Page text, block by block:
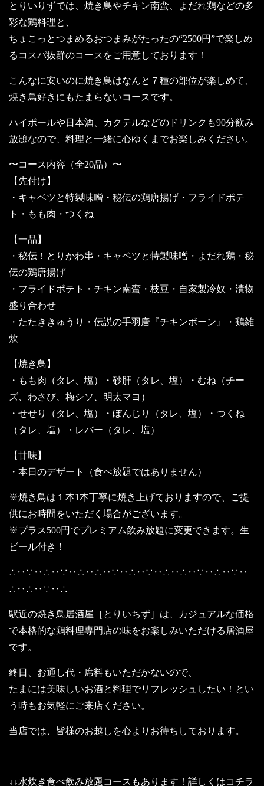
とりいりずでは、焼き鳥やチキン南蛮、よだれ鶏などの多
彩な鶏料理と、
ちょこっとつまめるおつまみがたったの“2500円”で楽しめ
るコスパ抜群のコースをご用意しております！
こんなに安いのに焼き鳥はなんと７種の部位が楽しめて、
焼き鳥好きにもたまらないコースです。
ハイボールや日本酒、カクテルなどのドリンクも90分飲み
放題なので、料理と一緒に心ゆくまでお楽しみください。
〜コース内容（全20品）〜
【先付け】
・キャベツと特製味噌・秘伝の鶏唐揚げ・フライドポテ
ト・もも肉・つくね
【一品】
・秘伝！とりかわ串・キャベツと特製味噌・よだれ鶏・秘
伝の鶏唐揚げ
・フライドポテト・チキン南蛮・枝豆・自家製冷奴・漬物
盛り合わせ
・たたききゅうり・伝説の手羽唐『チキンボーン』・鶏雑
炊
【焼き鳥】
・もも肉（タレ、塩）・砂肝（タレ、塩）・むね（チー
ズ、わさび、梅シソ、明太マヨ）
・せせり（タレ、塩）・ぼんじり（タレ、塩）・つくね
（タレ、塩）・レバー（タレ、塩）
【甘味】
・本日のデザート（食べ放題ではありません）
※焼き鳥は１本1本丁寧に焼き上げておりますので、ご提
供にお時間をいただく場合がございます。
※プラス500円でプレミアム飲み放題に変更できます。生
ビール付き！
∴‥∵‥∴‥∵‥∴‥∴‥∵‥∴‥∵‥∴‥∴‥∵‥∴‥∵‥
∴‥∴‥∵‥∴
駅近の焼き鳥居酒屋［とりいちず］は、カジュアルな価格
で本格的な鶏料理専門店の味をお楽しみいただける居酒屋
です。
終日、お通し代・席料もいただかないので、
たまには美味しいお酒と料理でリフレッシュしたい！とい
う時もお気軽にご来店ください。
当店では、皆様のお越しを心よりお待ちしております。
↓↓水炊き食べ飲み放題コースもあります！詳しくはコチラ